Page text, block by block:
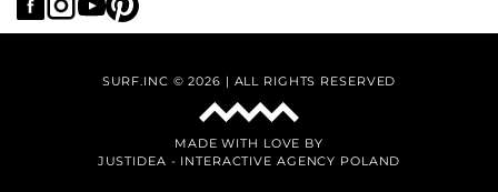
SURF.INC © 2026 | ALL RIGHTS RESERVED
MADE WITH LOVE BY
JUSTIDEA - INTERACTIVE AGENCY POLAND